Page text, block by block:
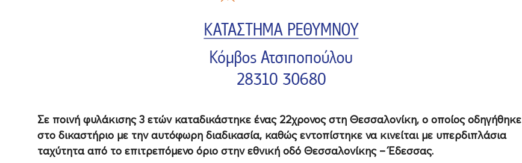
Σε ποινή φυλάκισης 3 ετών καταδικάστηκε ένας 22χρονος στη Θεσσαλονίκη, ο οποίος οδηγήθηκε
στο δικαστήριο με την αυτόφωρη διαδικασία, καθώς εντοπίστηκε να κινείται με υπερδιπλάσια
ταχύτητα από το επιτρεπόμενο όριο στην εθνική οδό Θεσσαλονίκης – Έδεσσας.